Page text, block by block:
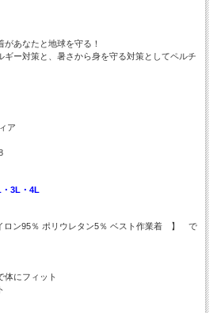
あなたと地球を守る！
ギー対策と、暑さから身を守る対策としてペルチ
ア
・3L・4L
ロン95％ ポリウレタン5％ ベスト作業着 】 で
体にフィット